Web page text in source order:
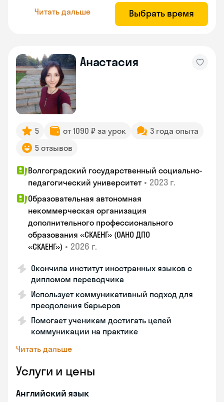
Читать дальше Выбрать время
Анастасия
5 от 1090 ₽ за урок
3 года опыта
5 отзывов
Волгоградский государственный социально-
педагогический университет • 2023 г.
Образовательная автономная
некоммерческая организация
дополнительного профессионального
образования «СКАЕНГ» (ОАНО ДПО
«СКАЕНГ») • 2026 г.
Окончила институт иностранных языков с
дипломом переводчика
Использует коммуникативный подход для
преодоления барьеров
Помогает ученикам достигать целей
коммуникации на практике
Читать дальше
Услуги и цены
Английский язык